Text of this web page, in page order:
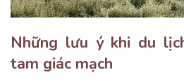
Những lưu ý khi du
tam giác mạch